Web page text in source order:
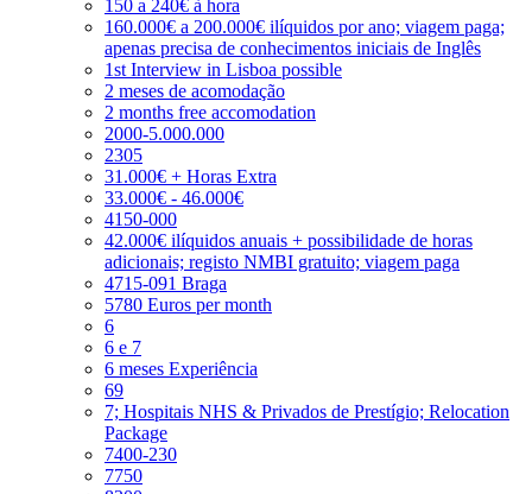
150 a 240€ à hora
160.000€ a 200.000€ ilíquidos por ano; viagem paga;
apenas precisa de conhecimentos iniciais de Inglês
1st Interview in Lisboa possible
2 meses de acomodação
2 months free accomodation
2000-5.000.000
2305
31.000€ + Horas Extra
33.000€ - 46.000€
4150-000
42.000€ ilíquidos anuais + possibilidade de horas
adicionais; registo NMBI gratuito; viagem paga
4715-091 Braga
5780 Euros per month
6
6 e 7
6 meses Experiência
69
7; Hospitais NHS & Privados de Prestígio; Relocation
Package
7400-230
7750